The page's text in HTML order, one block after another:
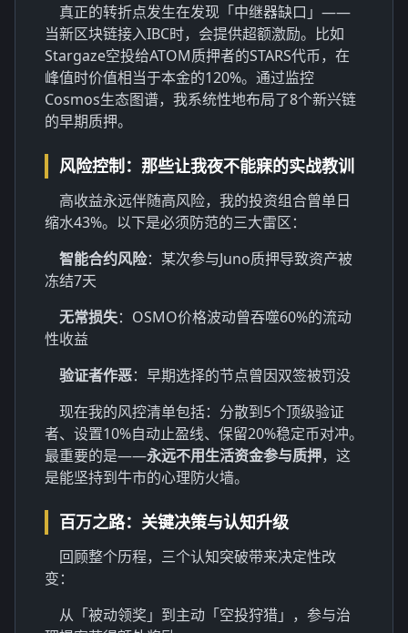
真正的转折点发生在发现「中继器缺口」——
当新区块链接入IBC时，会提供超额激励。比如
Stargaze空投给ATOM质押者的STARS代币，在
峰值时价值相当于本金的120%。通过监控
Cosmos生态图谱，我系统性地布局了8个新兴链
的早期质押。
风险控制：那些让我夜不能寐的实战教训
高收益永远伴随高风险，我的投资组合曾单日
缩水43%。以下是必须防范的三大雷区：
智能合约风险：某次参与Juno质押导致资产被
冻结7天
无常损失：OSMO价格波动曾吞噬60%的流动
性收益
验证者作恶：早期选择的节点曾因双签被罚没
现在我的风控清单包括：分散到5个顶级验证
者、设置10%自动止盈线、保留20%稳定币对冲。
最重要的是——永远不用生活资金参与质押，这
是能坚持到牛市的心理防火墙。
百万之路：关键决策与认知升级
回顾整个历程，三个认知突破带来决定性改
变：
从「被动领奖」到主动「空投狩猎」，参与治